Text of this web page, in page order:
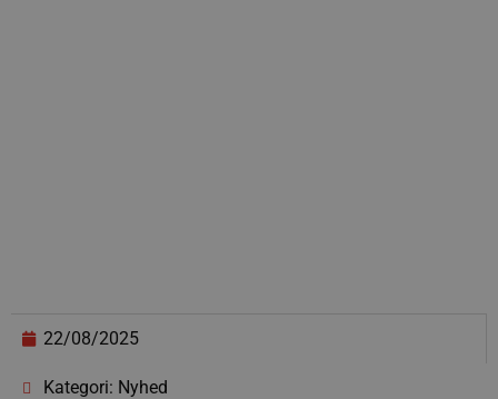
22/08/2025
Kategori: Nyhed